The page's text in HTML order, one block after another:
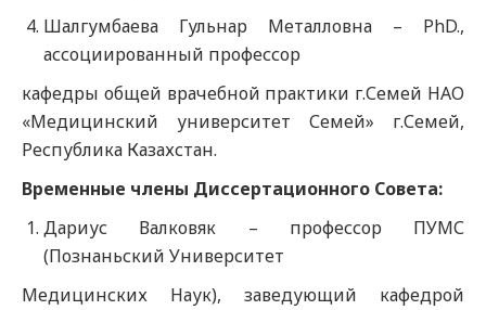
Шалгумбаева Гульнар Металловна – PhD.,
ассоциированный профессор
кафедры общей врачебной практики г.Семей НАО
«Медицинский университет Семей» г.Семей,
Республика Казахстан.
Временные члены Диссертационного Совета:
Дариус Валковяк – профессор ПУМС
(Познаньский Университет
Медицинских Наук), заведующий кафедрой